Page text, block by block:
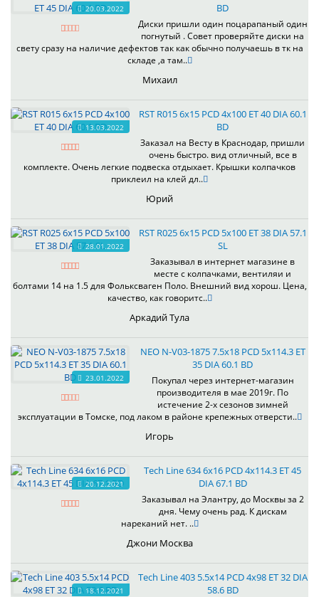
20.03.2022
BD
Диски пришли один поцарапаный один
погнутый . Совет проверяйте диски на
свету сразу на наличие дефектов так как обычно получаешь в тк на
складе ,а там..
Михаил
13.03.2022
RST R015 6x15 PCD 4x100 ET 40 DIA 60.1
BD
Заказал на Весту в Краснодар, пришли
очень быстро. вид отличный, все в
комплекте. Очень легкие подвеска отдыхает. Крышки колпачков
приклеил на клей дл..
Юрий
28.01.2022
RST R025 6x15 PCD 5x100 ET 38 DIA 57.1
SL
Заказывал в интернет магазине в
месте с колпачками, вентиляи и
болтами 14 на 1.5 для Фольксваген Поло. Внешний вид хорош. Цена,
качество, как говоритс..
Аркадий Тула
23.01.2022
NEO N-V03-1875 7.5x18 PCD 5x114.3 ET
35 DIA 60.1 BD
Покупал через интернет-магазин
производителя в мае 2019г. По
истечение 2-х сезонов зимней
эксплуатации в Томске, под лаком в районе крепежных отверсти..
Игорь
20.12.2021
Tech Line 634 6x16 PCD 4x114.3 ET 45
DIA 67.1 BD
Заказывал на Элантру, до Москвы за 2
дня. Чему очень рад. К дискам
нареканий нет. ..
Джони Москва
18.12.2021
Tech Line 403 5.5x14 PCD 4x98 ET 32 DIA
58.6 BD